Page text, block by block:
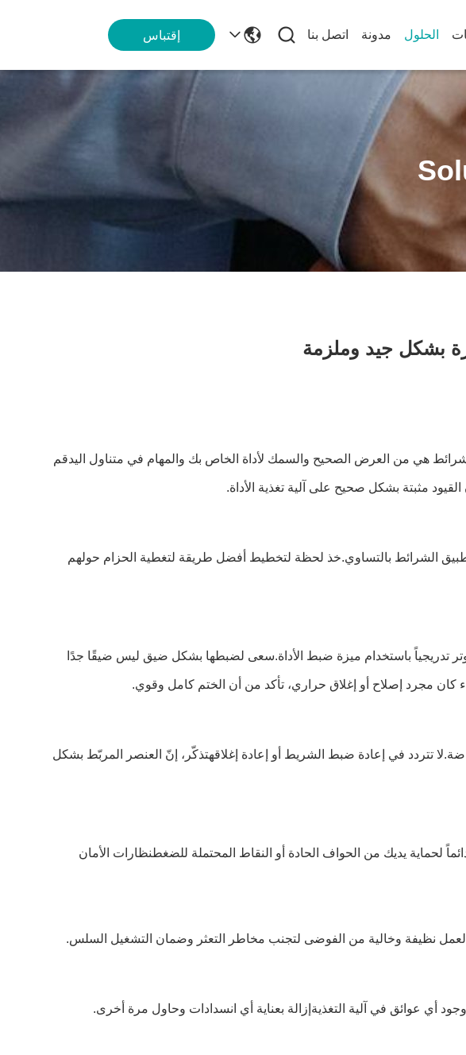
الحلول مدونة اتصل بنا إقتباس
بشكل جيد وملزمة
الشرائط هي من العرض الصحيح والسمك لأداة الخاص بك والمهام في متناول اليدقم
مثبتة بشكل صحيح على آلية تغذية الأداة.
الشرائط بالتساوي.خذ لحظة لتخطيط أفضل طريقة لتغطية الحزام حولهم
تدريجياً باستخدام ميزة ضبط الأداة.سعى لضبطها بشكل ضيق ليس ضيقًا جدًا
كان مجرد إصلاح أو إغلاق حراري، تأكد من أن الختم كامل وقوي.
تتردد في إعادة ضبط الشريط أو إعادة إغلاقهتذكّر، إنّ العنصر المربّط بشكل
لحماية يديك من الحواف الحادة أو النقاط المحتملة للضغطنظارات الأمان
العمل نظيفة وخالية من الفوضى لتجنب مخاطر التعثر وضمان التشغيل السلس.
أي عوائق في آلية التغذيةإزالة بعناية أي انسدادات وحاول مرة أخرى.